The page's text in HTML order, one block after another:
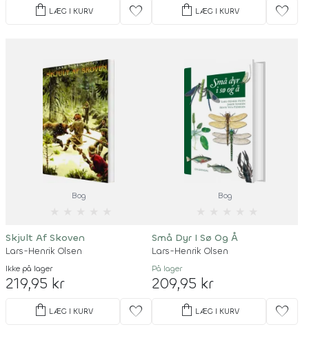
shopping_bag LÆG I KURV favorite shopping_bag LÆG I KURV favorite
Bog
Skjult Af Skoven
Lars-Henrik Olsen
Ikke på lager
219,95 kr
shopping_bag LÆG I KURV favorite
Bog
Små Dyr I Sø Og Å
Lars-Henrik Olsen
På lager
209,95 kr
shopping_bag LÆG I KURV favorite